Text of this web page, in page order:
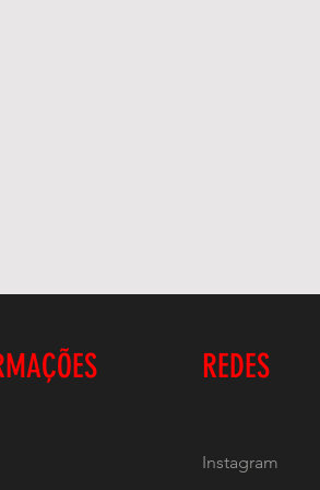
REDES
Instagram